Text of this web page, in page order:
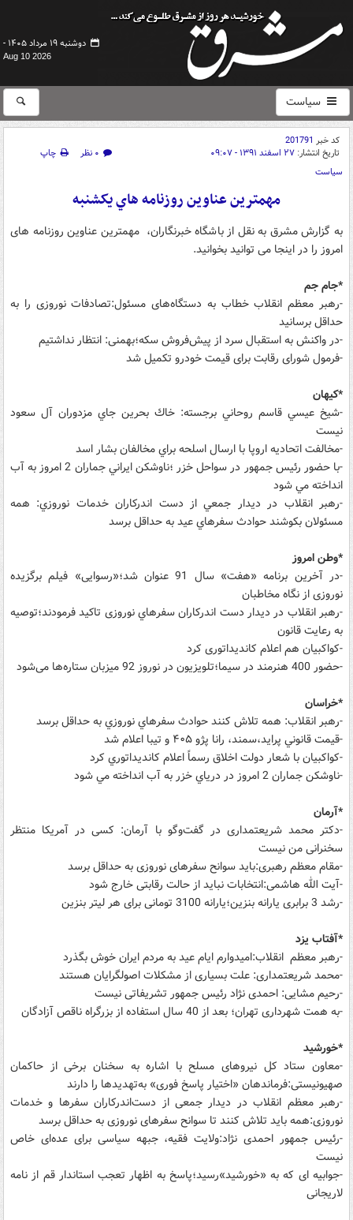
دوشنبه ۱۹ مرداد ۱۴۰۵ -
Aug 10 2026
سیاست
کد خبر 201791
تاریخ انتشار: ۲۷ اسفند ۱۳۹۱ - ۰۹:۰۷ ۰ نظر
چاپ
سیاست
مهمترين عناوين روزنامه هاي یکشنبه
به گزارش مشرق به نقل از باشگاه خبرنگاران، مهمترین عناوین روزنامه های
امروز را در اینجا می توانید بخوانید.
*جام جم
-رهبر معظم انقلاب خطاب به دستگاه‌های مسئول:تصادفات نوروزی را به
حداقل برسانید
-در واكنش به استقبال سرد از پیش‌فروش سكه؛بهمنی: انتظار نداشتیم
-فرمول شورای رقابت برای قیمت خودرو تكمیل شد
*کیهان
-شيخ عيسي قاسم روحاني برجسته: خاك بحرين جاي مزدوران آل سعود
نيست
-مخالفت اتحاديه اروپا با ارسال اسلحه براي مخالفان بشار اسد
-با حضور رئيس جمهور در سواحل خزر ؛ناوشكن ايراني جماران 2 امروز به آب
انداخته مي شود
-رهبر انقلاب در ديدار جمعي از دست اندركاران خدمات نوروزي: همه
مسئولان بكوشند حوادث سفرهاي عيد به حداقل برسد
*وطن امروز
-در آخرین برنامه «هفت» سال 91 عنوان شد؛«رسوایی» فیلم برگزیده
نوروزی از نگاه مخاطبان
-رهبر انقلاب در ديدار دست اندرکاران سفرهاي نوروزی تاكيد فرمودند؛توصيه
به رعايت قانون
-کواکبیان هم اعلام کاندیداتوری کرد
-حضور 400 هنرمند در سیما؛تلویزیون در نوروز 92 میزبان ستاره‌ها می‌شود
*خراسان
-رهبر انقلاب: همه تلاش کنند حوادث سفرهاي نوروزي به حداقل برسد
-قيمت قانوني پرايد،سمند، رانا پژو ۴۰۵ و تيبا اعلام شد
-کواکبيان با شعار دولت اخلاق رسماً اعلام کانديداتوري کرد
-ناوشکن جماران 2 امروز در درياي خزر به آب انداخته مي شود
*آرمان
-دکتر محمد شریعتمداری در گفت‌وگو با آرمان: کسی در آمریکا منتظر
سخنرانی من نیست
-مقام معظم رهبری:باید سوانح سفرهای نوروزی به حداقل برسد
-آیت الله هاشمی:انتخابات نباید از حالت رقابتی خارج شود
-رشد 3 برابری یارانه بنزین؛یارانه 3100 تومانی برای هر لیتر بنزین
*آفتاب یزد
-رهبر معظم انقلاب:امیدوارم ایام عید به مردم ایران خوش بگذرد
-محمد شریعتمداری: علت بسیاری از مشکلات اصولگرایان هستند
-رحیم مشایی: احمدی نژاد رئیس جمهور تشریفاتی نیست
-به همت شهرداری تهران؛ بعد از 40 سال استفاده از بزرگراه ناقص آزادگان
*خورشید
-معاون ستاد کل نیروهای مسلح با اشاره به سخنان برخی از حاکمان
صهیونیستی:فرماندهان «اختیار پاسخ فوری» به‌تهدیدها را دارند
-رهبر معظم انقلاب در دیدار جمعی از دست‌اندرکاران سفرها و خدمات
نوروزی:همه باید تلاش کنند تا سوانح سفرهای نوروزی به حداقل برسد
-رئیس جمهور احمدی نژاد:ولایت فقیه، جبهه سیاسی برای عده‌ای خاص
نیست
-جوابیه ای که به «خورشید»رسید؛پاسخ به اظهار تعجب استاندار قم از نامه
لاریجانی